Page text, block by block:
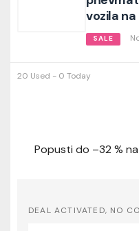
vozila
SALE
20 Used - 0 Today
DEAL ACTIVATED, NO